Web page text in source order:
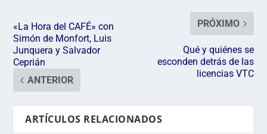
«La Hora del CAFÉ» con
Simón de Monfort, Luis
Junquera y Salvador
Ceprián
ANTERIOR
PRÓXIMO
Qué y quiénes se
esconden detrás de las
licencias VTC
ARTÍCULOS RELACIONADOS